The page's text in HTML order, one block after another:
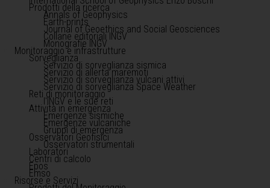
Prodotti della ricerca
Annals of Geophysics
Earth-prints
Journal of Geoethics and Social Geosciences
Collane editoriali INGV
Monografie INGV
Monitoraggio e infrastrutture
Sorveglianza
Servizio di sorveglianza sismica
Servizio di allerta maremoti
Servizio di sorveglianza vulcani attivi
Servizio di sorveglianza Space Weather
Reti di monitoraggio
l'INGV e le sue reti
Attività in emergenza
Emergenze sismiche
Emergenze vulcaniche
Gruppi di emergenza
Osservatori Geofisici
Osservatori strumentali
Laboratori
Centri di calcolo
Epos
Emso
Risorse e Servizi